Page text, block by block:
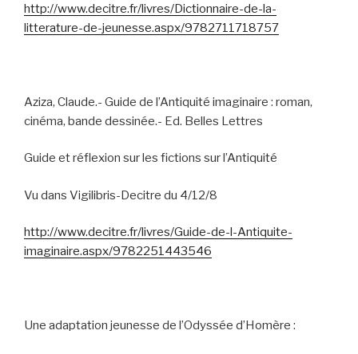
http://www.decitre.fr/livres/Dictionnaire-de-la-
litterature-de-jeunesse.aspx/9782711718757
Aziza, Claude.- Guide de l’Antiquité imaginaire : roman,
cinéma, bande dessinée.- Ed. Belles Lettres
Guide et réflexion sur les fictions sur l’Antiquité
Vu dans Vigilibris-Decitre du 4/12/8
http://www.decitre.fr/livres/Guide-de-l-Antiquite-
imaginaire.aspx/9782251443546
Une adaptation jeunesse de l’Odyssée d’Homère :